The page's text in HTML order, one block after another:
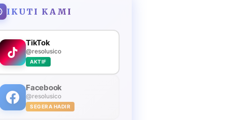
IKUTI KAMI
TikTok
@resolusico
AKTIF
Facebook
@resolusico
SEGERA HADIR